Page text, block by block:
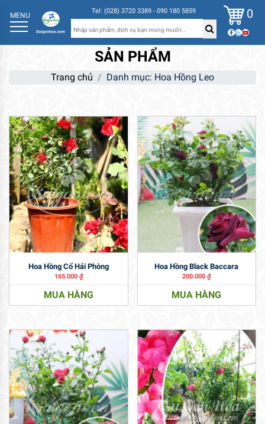
MENU Tel: (028) 3720 3389 - 090 180 5859 0
SẢN PHẨM
Trang chủ Danh mục: Hoa Hồng Leo
Hoa Hồng Cổ Hải Phòng
165.000 ₫
MUA HÀNG
Hoa Hồng Black Baccara
200.000₫
MUA HÀNG